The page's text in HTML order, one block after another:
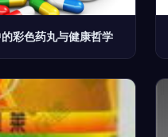
彩色药丸与健康哲学